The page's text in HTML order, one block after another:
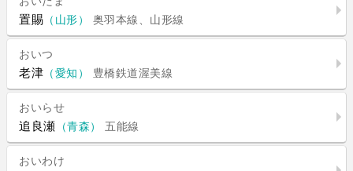
置賜 （山形） 奥羽本線、山形線
おいつ
老津 （愛知） 豊橋鉄道渥美線
おいらせ
追良瀬 （青森） 五能線
おいわけ